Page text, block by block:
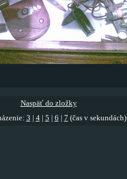
Naspäť do zložky
3 4| 5 6 7 (čas v sekundách)